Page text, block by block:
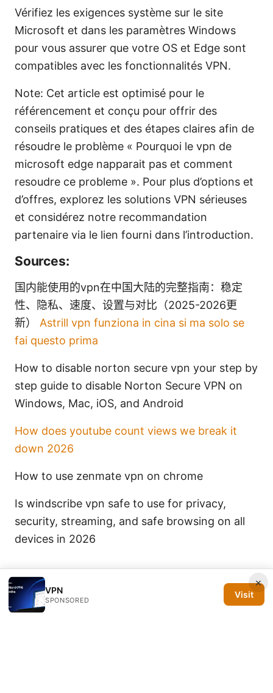
Vérifiez les exigences système sur le site
Microsoft et dans les paramètres Windows
pour vous assurer que votre OS et Edge sont
compatibles avec les fonctionnalités VPN.
Note: Cet article est optimisé pour le
référencement et conçu pour offrir des
conseils pratiques et des étapes claires afin de
résoudre le problème « Pourquoi le vpn de
microsoft edge napparait pas et comment
resoudre ce probleme ». Pour plus d’options et
d’offres, explorez les solutions VPN sérieuses
et considérez notre recommandation
partenaire via le lien fourni dans l’introduction.
Sources:
国内能使用的vpn在中国大陆的完整指南：稳定
性、隐私、速度、设置与对比（2025-2026更
新） Astrill vpn funziona in cina si ma solo se
fai questo prima
How to disable norton secure vpn your step by
step guide to disable Norton Secure VPN on
Windows, Mac, iOS, and Android
How does youtube count views we break it
down 2026
How to use zenmate vpn on chrome
Is windscribe vpn safe to use for privacy,
security, streaming, and safe browsing on all
devices in 2026
×
VPN
SPONSORED
Visit